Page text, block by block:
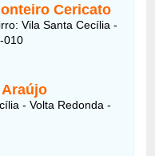
Cericato
Vila Santa Cecília -
010
- Volta Redonda -